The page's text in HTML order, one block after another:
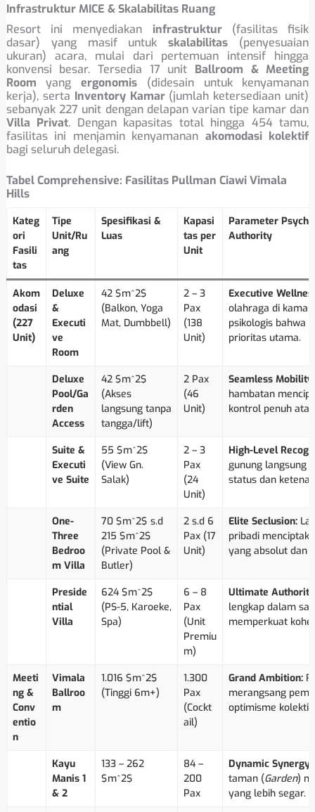
Infrastruktur MICE & Skalabilitas Ruang
Resort ini menyediakan infrastruktur(fasilitas fisik
dasar) yang masif untukskalabilitas (penyesuaian
ukuran) acara, mulai dari pertemuan intensif hingga
konvensi besar. Tersedia 17 unit Ballroom & Meeting
Room yangergonomis (didesain untuk kenyamanan
kerja), serta Inventory Kamar(jumlah ketersediaan unit)
sebanyak 227 unit dengan delapan varian tipe kamar dan
Villa Privat. Dengan kapasitas total hingga 454 tamu,
fasilitas ini menjamin kenyamanan akomodasi kolektif
bagi seluruh delegasi.
Tabel Comprehensive: Fasilitas Pullman Ciawi Vimala
Hills
Kateg
ori
Fasili
tas
Tipe
Unit/Ru
ang
Spesifikasi &
Luas
Kapasi
tas per
Unit
Parameter
Authority
Akom
odasi
(227
Unit)
Deluxe
&
Executi
ve
Room
42 $m^2$
(Balkon, Yoga
Mat, Dumbbell)
2 – 3
Pax
(138
Unit)
Executive
olahraga di
psikologis bahwa
prioritas utama.
Deluxe
Pool/Ga
rden
Access
42 $m^2$
(Akses
langsung tanpa
tangga/lift)
2 Pax
(46
Unit)
Seamless Mobility:
hambatan
kontrol penuh
Suite &
Executi
ve Suite
55 $m^2$
(View Gn.
Salak)
2 – 3
Pax
(24
Unit)
High-Level
gunung langsung
status dan
One-
Three
Bedroo
m Villa
70 $m^2$ s.d
215 $m^2$
(Private Pool &
Butler)
2 s.d 6
Pax (17
Unit)
Elite Seclusion:
pribadi
yang absolut dan
Preside
ntial
Villa
624 $m^2$
(PS-5, Karoeke,
Spa)
6 – 8
Pax
(Unit
Premiu
m)
Ultimate
lengkap dalam
memperkuat
Meeti
ng &
Conv
entio
n
Vimala
Ballroo
m
1.016 $m^2$
(Tinggi 6m+)
1.300
Pax
(Cockt
ail)
Grand Ambition:
merangsang
optimisme kolektif
Kayu
Manis 1
& 2
133 – 262
$m^2$
84 –
200
Pax
Dynamic Synergy:
taman (Garden)
yang lebih segar.